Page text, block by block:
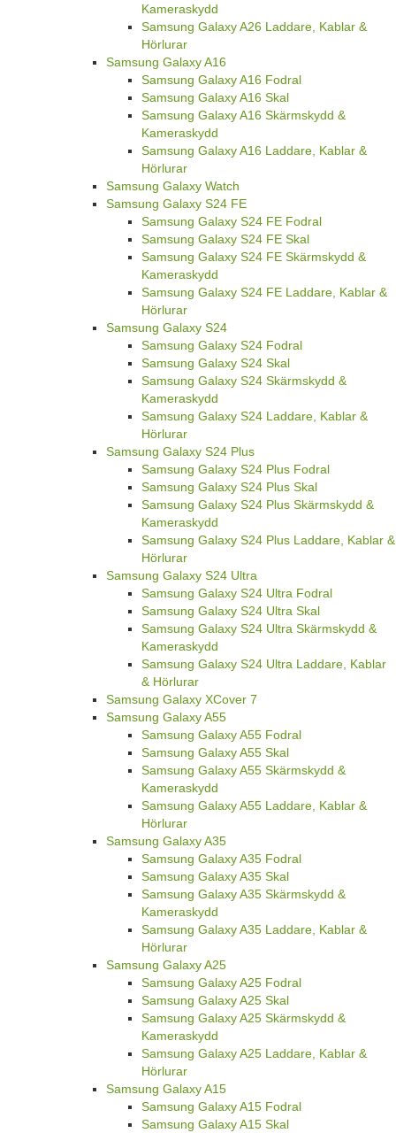
Kameraskydd
Samsung Galaxy A26 Laddare, Kablar &
Hörlurar
Samsung Galaxy A16
Samsung Galaxy A16 Fodral
Samsung Galaxy A16 Skal
Samsung Galaxy A16 Skärmskydd &
Kameraskydd
Samsung Galaxy A16 Laddare, Kablar &
Hörlurar
Samsung Galaxy Watch
Samsung Galaxy S24 FE
Samsung Galaxy S24 FE Fodral
Samsung Galaxy S24 FE Skal
Samsung Galaxy S24 FE Skärmskydd &
Kameraskydd
Samsung Galaxy S24 FE Laddare, Kablar &
Hörlurar
Samsung Galaxy S24
Samsung Galaxy S24 Fodral
Samsung Galaxy S24 Skal
Samsung Galaxy S24 Skärmskydd &
Kameraskydd
Samsung Galaxy S24 Laddare, Kablar &
Hörlurar
Samsung Galaxy S24 Plus
Samsung Galaxy S24 Plus Fodral
Samsung Galaxy S24 Plus Skal
Samsung Galaxy S24 Plus Skärmskydd &
Kameraskydd
Samsung Galaxy S24 Plus Laddare, Kablar &
Hörlurar
Samsung Galaxy S24 Ultra
Samsung Galaxy S24 Ultra Fodral
Samsung Galaxy S24 Ultra Skal
Samsung Galaxy S24 Ultra Skärmskydd &
Kameraskydd
Samsung Galaxy S24 Ultra Laddare, Kablar
& Hörlurar
Samsung Galaxy XCover 7
Samsung Galaxy A55
Samsung Galaxy A55 Fodral
Samsung Galaxy A55 Skal
Samsung Galaxy A55 Skärmskydd &
Kameraskydd
Samsung Galaxy A55 Laddare, Kablar &
Hörlurar
Samsung Galaxy A35
Samsung Galaxy A35 Fodral
Samsung Galaxy A35 Skal
Samsung Galaxy A35 Skärmskydd &
Kameraskydd
Samsung Galaxy A35 Laddare, Kablar &
Hörlurar
Samsung Galaxy A25
Samsung Galaxy A25 Fodral
Samsung Galaxy A25 Skal
Samsung Galaxy A25 Skärmskydd &
Kameraskydd
Samsung Galaxy A25 Laddare, Kablar &
Hörlurar
Samsung Galaxy A15
Samsung Galaxy A15 Fodral
Samsung Galaxy A15 Skal